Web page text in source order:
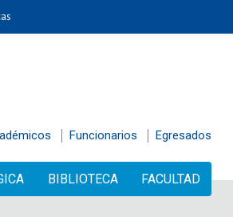
Funcionarios Egresados
BIBLIOTECA FACULTAD